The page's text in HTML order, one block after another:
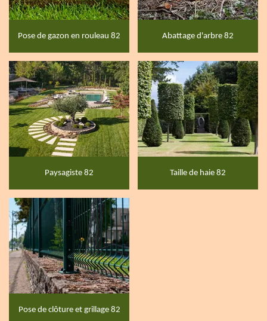
Pose de gazon en rouleau 82 Abattage d'arbre 82
Paysagiste 82 Taille de haie 82
Pose de clôture et grillage 82